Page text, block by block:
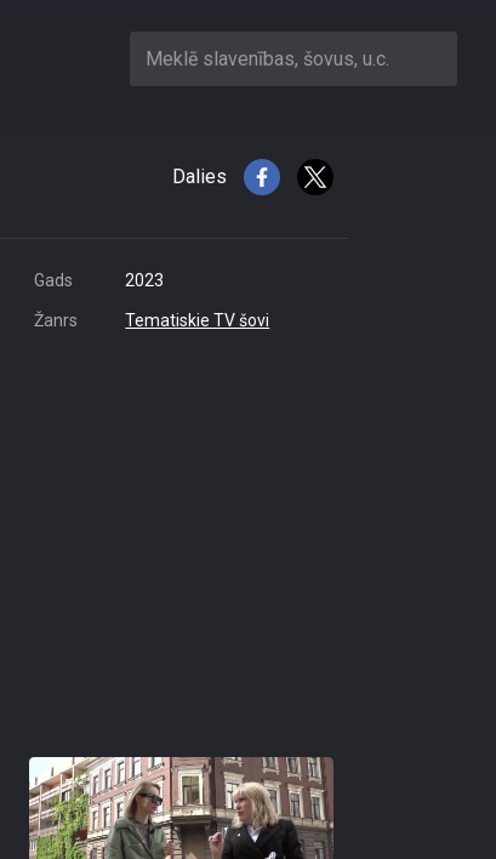
Meklē slavenības, šovus, u.c.
Dalies
Gads 2023
Žanrs Tematiskie TV šovi